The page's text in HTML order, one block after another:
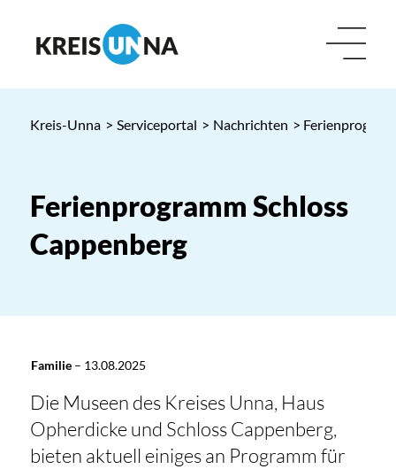
Kreis-Unna > Serviceportal > Nachrichten >
Ferienprogramm Schloss
Cappenberg
Familie– 13.08.2025
Die Museen des Kreises Unna, Haus
Opherdicke und Schloss Cappenberg,
bieten aktuell einiges an Programm für